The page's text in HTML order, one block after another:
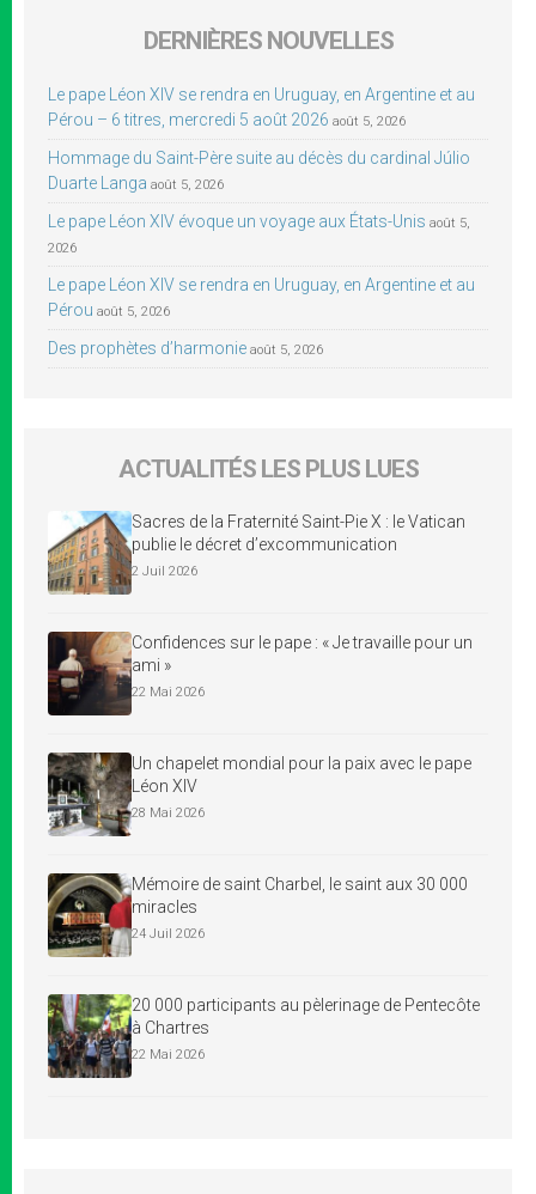
DERNIÈRES NOUVELLES
Le pape Léon XIV se rendra en Uruguay, en Argentine et au
Pérou – 6 titres, mercredi 5 août 2026 août 5, 2026
Hommage du Saint-Père suite au décès du cardinal Júlio
Duarte Langa août 5, 2026
Le pape Léon XIV évoque un voyage aux États-Unis août 5,
2026
Le pape Léon XIV se rendra en Uruguay, en Argentine et au
Pérou août 5, 2026
Des prophètes d’harmonie août 5, 2026
ACTUALITÉS LES PLUS LUES
Sacres de la Fraternité Saint-Pie X : le Vatican
publie le décret d’excommunication
2 Juil 2026
Confidences sur le pape : « Je travaille pour un
ami »
22 Mai 2026
Un chapelet mondial pour la paix avec le pape
Léon XIV
28 Mai 2026
Mémoire de saint Charbel, le saint aux 30 000
miracles
24 Juil 2026
20 000 participants au pèlerinage de Pentecôte
à Chartres
22 Mai 2026